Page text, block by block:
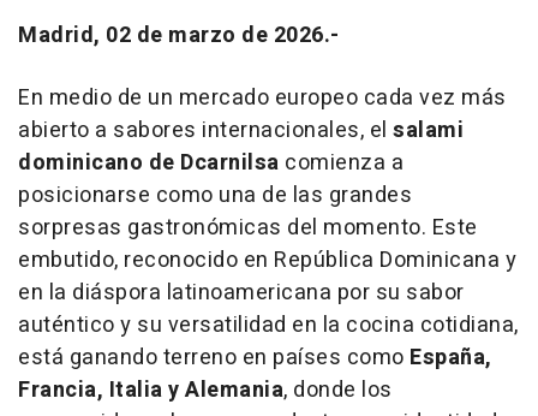
Madrid, 02 de marzo de 2026.-
En medio de un mercado europeo cada vez más
abierto a sabores internacionales, el salami
dominicano de Dcarnilsa comienza a
posicionarse como una de las grandes
sorpresas gastronómicas del momento. Este
embutido, reconocido en República Dominicana y
en la diáspora latinoamericana por su sabor
auténtico y su versatilidad en la cocina cotidiana,
está ganando terreno en países como España,
Francia, Italia y Alemania, donde los